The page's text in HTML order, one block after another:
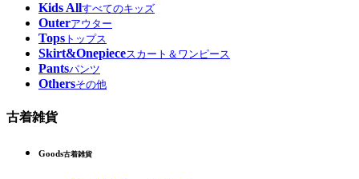
Kids Allすべてのキッズ
Outerアウター
Tops トップス
Skirt&Onepieceスカート＆ワンピース
Pantsパンツ
Othersその他
古着雑貨
Goods古着雑貨